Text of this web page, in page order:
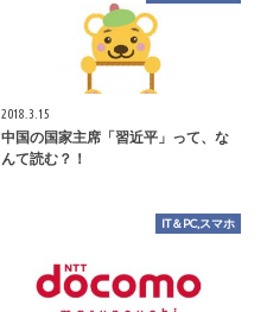
2018.3.15
中国の国家主席「習近平」って、な
んて読む？！
IT＆PC,スマホ